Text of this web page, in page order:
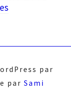
par
par Sami